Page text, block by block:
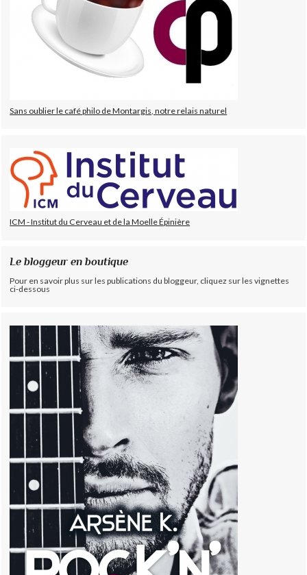
Sans oublier le café philo de Montargis, notre relais naturel
ICM - Institut du Cerveau et de la Moelle Épinière
Le bloggeur en boutique
Pour en savoir plus sur les publications du bloggeur, cliquez sur les vignettes
ci-dessous